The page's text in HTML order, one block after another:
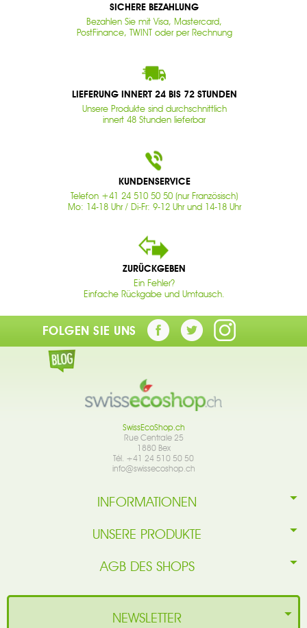
SICHERE BEZAHLUNG
Bezahlen Sie mit Visa, Mastercard,
PostFinance, TWINT oder per Rechnung
LIEFERUNG INNERT 24 BIS 72 STUNDEN
Unsere Produkte sind durchschnittlich
innert 48 Stunden lieferbar
KUNDENSERVICE
Telefon +41 24 510 50 50 (nur Französisch)
Mo: 14-18 Uhr / Di-Fr: 9-12 Uhr und 14-18 Uhr
ZURÜCKGEBEN
Ein Fehler?
Einfache Rückgabe und Umtausch.
FOLGEN SIE UNS
SwissEcoShop.ch
Rue Centrale 25
1880 Bex
Tél. +41 24 510 50 50
info@swissecoshop.ch
INFORMATIONEN
UNSERE PRODUKTE
AGB DES SHOPS
NEWSLETTER